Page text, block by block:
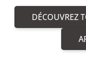
DÉCOUVREZ